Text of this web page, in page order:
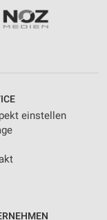
einstellen